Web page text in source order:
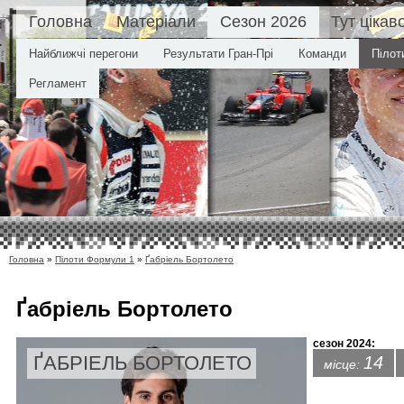
Головна Матеріали Сезон 2026
Найближчі перегони Результати Гран-Прі Команди
Регламент
Тут
Головна » Пілоти Формули 1 » Ґабріель Бортолето
Ґабріель Бортолето
ҐАБРІЕЛЬ БОРТОЛЕТО
сезон 2024:
місце: 14